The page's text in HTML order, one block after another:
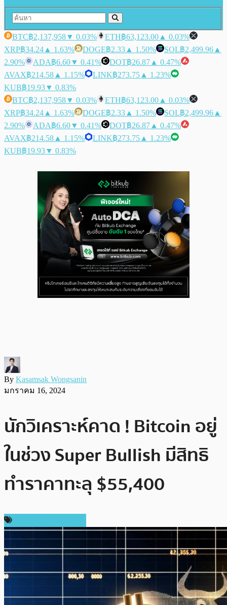
BTC฿2,137,958▼ 0.03% ETH฿63,123.00 ▲ 0.03%
XRP฿34.24 ▲ 1.63% DOGE฿2.33 ▲ 1.50% SOL฿2,499.96 ▲
2.90%
ADA฿6.60▼ 0.41% DOT฿26.87 ▲ 0.47%
AVAX฿214.58 ▲ 1.15% LINK฿273.75 ▲ 1.23%
KUB฿19.93▼ 0.83%
BTC฿2,137,958▼ 0.03% ETH฿63,123.00 ▲ 0.03%
XRP฿34.24 ▲ 1.63% DOGE฿2.33 ▲ 1.50% SOL฿2,499.96 ▲
2.90%
ADA฿6.60▼ 0.41% DOT฿26.87 ▲ 0.47%
AVAX฿214.58 ▲ 1.15% LINK฿273.75 ▲ 1.23%
KUB฿19.93▼ 0.83%
By Kasamsak Wongsanin
มกราคม 16, 2024
นักวิเคราะห์คาด ! Bitcoin อยู่
ในช่วง Super Bullish มีสิทธิ
ทำราคาทะลุ $55,400